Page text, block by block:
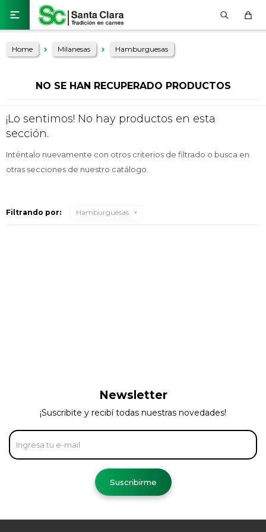

Home Milanesas Hamburguesas
NO SE HAN RECUPERADO PRODUCTOS
¡Lo sentimos! No hay productos en esta
sección.
Inténtalo nuevamente con otros criterios de filtrado o busca en
otras secciones de nuestro catálogo.
Filtrando por: Hamburguesas
Newsletter
¡Suscribite y recibí todas nuestras novedades!
Suscribirme